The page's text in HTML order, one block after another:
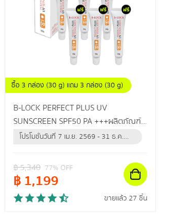
ซื้อ 3 กล่อง (30 g) แถม 3 กล่อง (30 g)
B-LOCK PERFECT PLUS UV
SUNSCREEN SPF50 PA +++ผลิตภัณฑ์
ป้องกันแสงแดด และรังสียูวี สำหรับผิวหน้า
โปรโมชั่นวันที่ 7 เม.ย. 2569 - 31 ธ.ค.
฿5,340 77% OFF
฿1,199
ขายแล้ว 27 ชิ้น